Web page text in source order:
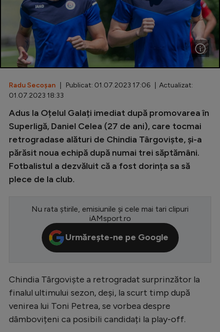
Diverse
Inedit
Clasamente
Champions League
Europa League
Conference League
CM 2026
Premier League
Bundesliga
Ligue 1
Starurile fotbalului
EURO 2024
Stranieri
Radu Secoșan | Publicat: 01.07.2023 17:06 | Actualizat:
01.07.2023 18:33
Adus la Oțelul Galați imediat după promovarea în
Superligă, Daniel Celea (27 de ani), care tocmai
retrogradase alături de Chindia Târgoviște, și-a
părăsit noua echipă după numai trei săptămâni.
Fotbalistul a dezvăluit că a fost dorința sa să
plece de la club.
Nu rata știrile, emisiunile și cele mai tari clipuri
iAMsport.ro
Urmărește-ne pe Google
Chindia Târgoviște a retrogradat surprinzător la
finalul ultimului sezon, deși, la scurt timp după
venirea lui Toni Petrea, se vorbea despre
dâmbovițeni ca posibili candidați la play-off.